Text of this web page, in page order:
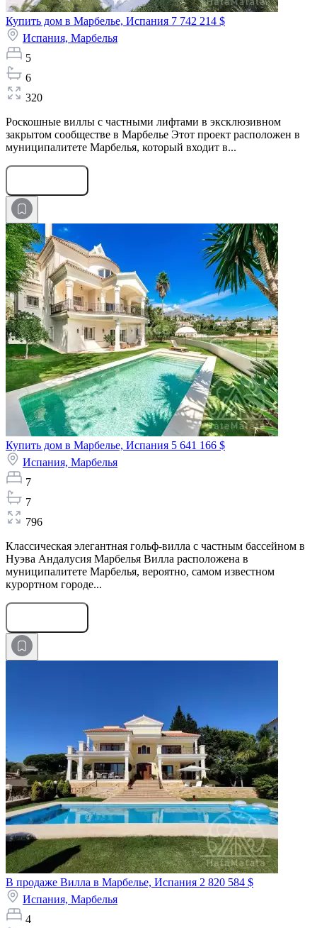
Купить дом в Марбелье, Испания 7 742 214 $
Испания, Марбелья
5
6
320
Роскошные виллы с частными лифтами в эксклюзивном
закрытом сообществе в Марбелье Этот проект расположен в
муниципалитете Марбелья, который входит в...
Купить дом в Марбелье, Испания 5 641 166 $
Испания, Марбелья
7
7
796
Классическая элегантная гольф-вилла с частным бассейном в
Нуэва Андалусия Марбелья Вилла расположена в
муниципалитете Марбелья, вероятно, самом известном
курортном городе...
В продаже Вилла в Марбелье, Испания 2 820 584 $
Испания, Марбелья
4